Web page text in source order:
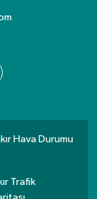
Hava Durumu
Trafik